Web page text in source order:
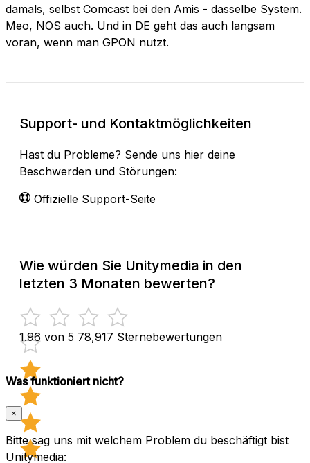
damals, selbst Comcast bei den Amis - dasselbe System.
Meo, NOS auch. Und in DE geht das auch langsam
voran, wenn man GPON nutzt.
Support- und Kontaktmöglichkeiten
Hast du Probleme? Sende uns hier deine
Beschwerden und Störungen:
Offizielle Support-Seite
Wie würden Sie Unitymedia in den
letzten 3 Monaten bewerten?
1.96 von 5 78,917 Sternebewertungen
Was funktioniert nicht?
×
Bitte sag uns mit welchem Problem du beschäftigt bist
Unitymedia: